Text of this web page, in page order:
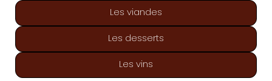
Les viandes
Les desserts
Les vins